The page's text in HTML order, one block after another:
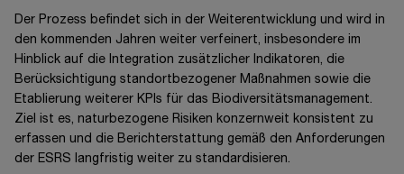
Der Prozess befindet sich in der Weiterentwicklung und wird in
den kommenden Jahren weiter verfeinert, insbesondere im
Hinblick auf die Integration zusätzlicher Indikatoren, die
Berücksichtigung standortbezogener Maßnahmen sowie die
Etablierung weiterer KPIs für das Biodiversitätsmanagement.
Ziel ist es, naturbezogene Risiken konzernweit konsistent zu
erfassen und die Berichterstattung gemäß den Anforderungen
der ESRS langfristig weiter zu standardisieren.